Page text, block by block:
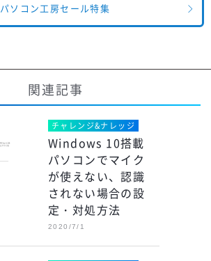
パソコン工房セール特集
関連記事
チャレンジ&ナレッジ
Windows 10搭載
パソコンでマイク
が使えない、認識
されない場合の設
定・対処方法
2020/7/1